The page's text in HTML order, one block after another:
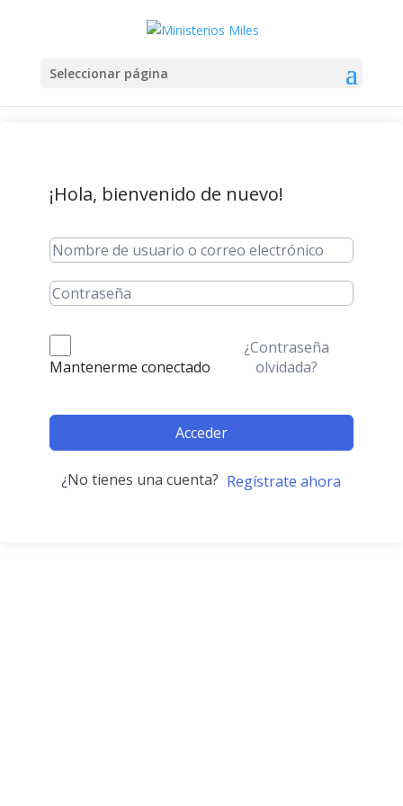
Seleccionar página
¡Hola, bienvenido de nuevo!
Mantenerme conectado
¿Contraseña
olvidada?
Acceder
¿No tienes una cuenta? Regístrate ahora